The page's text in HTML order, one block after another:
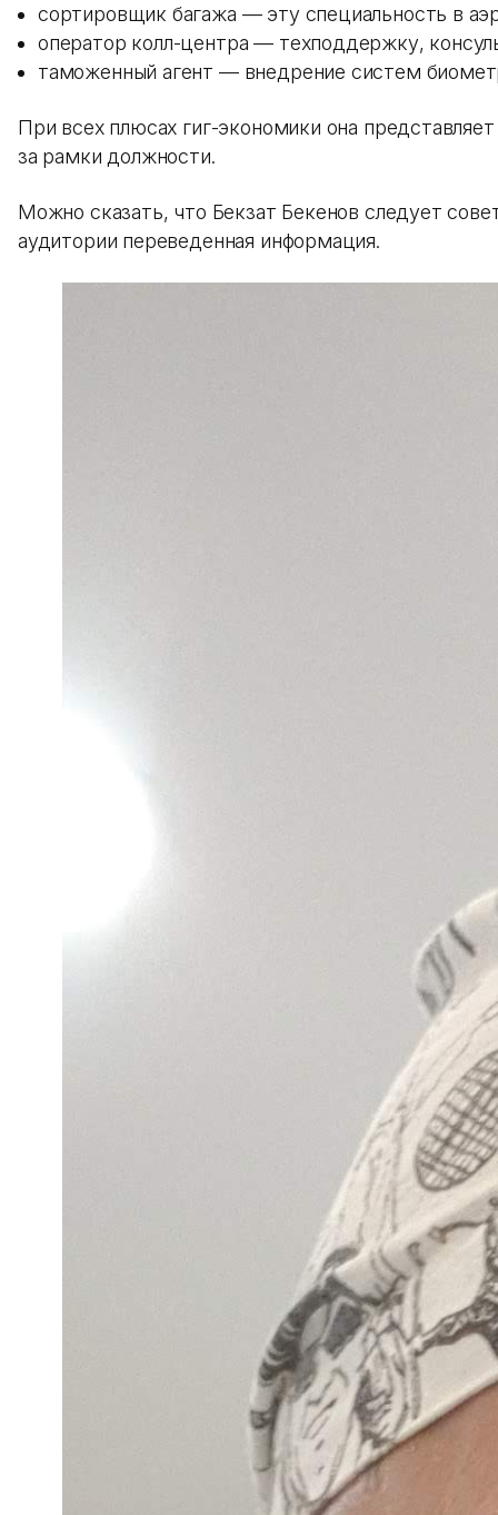
сортировщик багажа — эту специальность в
оператор колл-центра — техподдержку,
таможенный агент — внедрение систем
При всех плюсах гиг-экономики она
за рамки должности.
Можно сказать, что Бекзат Бекенов следует
аудитории переведенная информация.